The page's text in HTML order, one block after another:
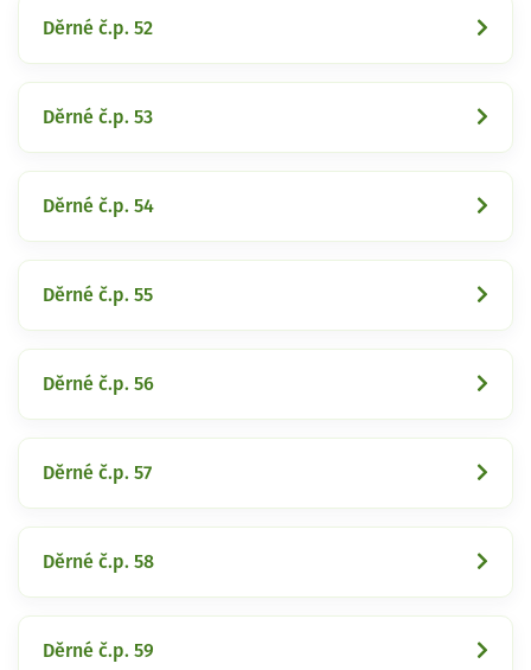
Děrné č.p. 52
Děrné č.p. 53
Děrné č.p. 54
Děrné č.p. 55
Děrné č.p. 56
Děrné č.p. 57
Děrné č.p. 58
Děrné č.p. 59